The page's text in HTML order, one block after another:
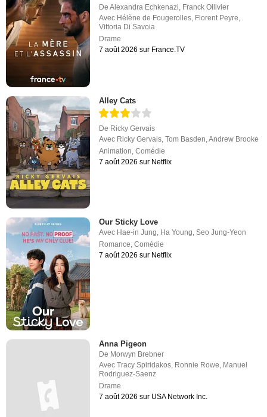
DeAlexandra Echkenazi Franck Ollivier
Avec Hélène de Fougerolles Florent Peyre
Vittoria Di Savoia
Drame
7 août 2026 sur France.TV
Alley Cats
De Ricky Gervais
Avec Ricky Gervais,Tom Basden,Andrew Brooke
Animation,Comédie
7 août 2026 sur Netflix
Our Sticky Love
Avec Hae-in Jung, Ha Young,Seo Jung-Yeon
Romance,Comédie
7 août 2026 sur Netflix
Anna Pigeon
De Morwyn Brebner
AvecTracy Spiridakos Ronnie Rowe Manuel
Rodriguez-Saenz
Drame
7 août 2026 sur USA Network Inc.